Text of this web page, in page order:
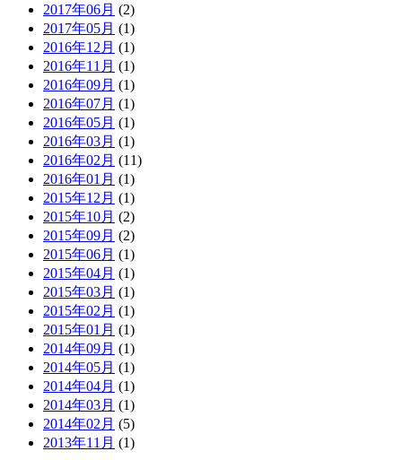
2017年06月 (2)
2017年05月 (1)
2016年12月 (1)
2016年11月 (1)
2016年09月 (1)
2016年07月 (1)
2016年05月 (1)
2016年03月 (1)
2016年02月 (11)
2016年01月 (1)
2015年12月 (1)
2015年10月 (2)
2015年09月 (2)
2015年06月 (1)
2015年04月 (1)
2015年03月 (1)
2015年02月 (1)
2015年01月 (1)
2014年09月 (1)
2014年05月 (1)
2014年04月 (1)
2014年03月 (1)
2014年02月 (5)
2013年11月 (1)